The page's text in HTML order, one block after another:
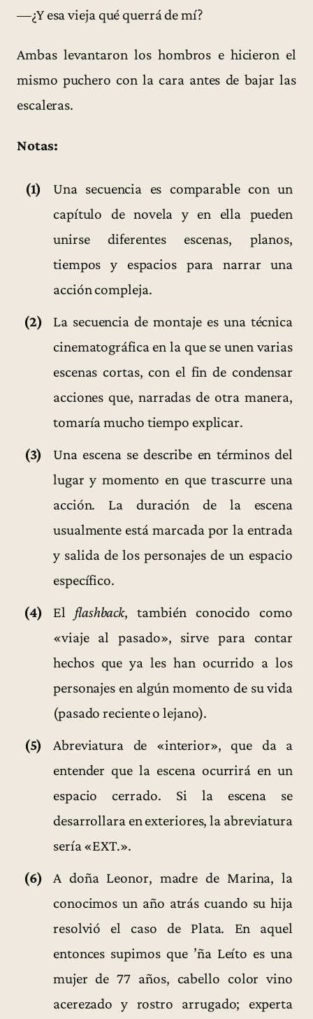
—¿Y esa vieja qué querrá de mí?
Ambas levantaron los hombros e hicieron el
mismo puchero con la cara antes de bajar las
escaleras.
Notas:
(1)
Una secuencia es comparable con un
capítulo de novela y en ella pueden
unirse diferentes escenas, planos,
tiempos y espacios para narrar una
acción compleja.
(2)
La secuencia de montaje es una técnica
cinematográfica en la que se unen varias
escenas cortas, con el fin de condensar
acciones que, narradas de otra manera,
tomaría mucho tiempo explicar.
(3)
Una escena se describe en términos del
lugar y momento en que trascurre una
acción. La duración de la escena
usualmente está marcada por la entrada
y salida de los personajes de un espacio
específico.
(4)
Elflashback, también conocido como
«viaje al pasado», sirve para contar
hechos que ya les han ocurrido a los
personajes en algún momento de su vida
(pasado reciente o lejano).
(5)
Abreviatura de «interior», que da a
entender que la escena ocurrirá en un
espacio cerrado. Si la escena se
desarrollara en exteriores, la abreviatura
sería «EXT.».
(6)
A doña Leonor, madre de Marina, la
conocimos un año atrás cuando su hija
resolvió el caso de Plata. En aquel
entonces supimos que ’ña Leíto es una
mujer de 77 años, cabello color vino
acerezado y rostro arrugado; experta